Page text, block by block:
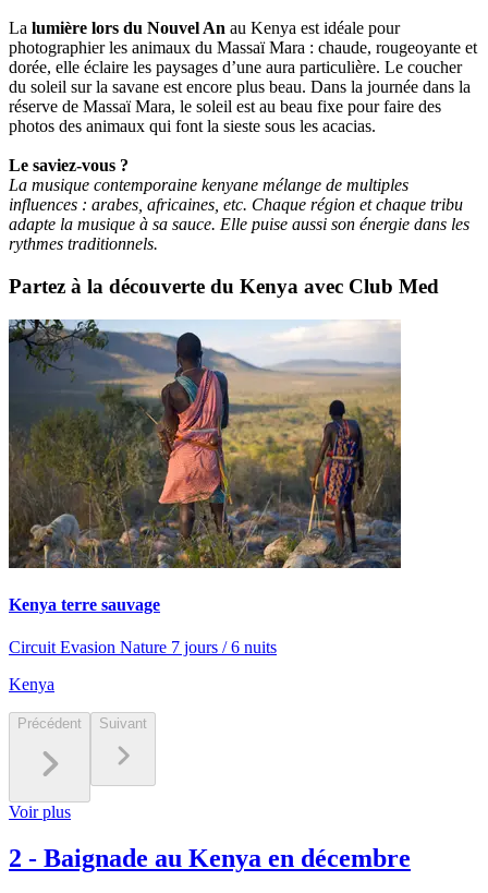
La lumière lors du Nouvel An au Kenya est idéale pour
photographier les animaux du Massaï Mara : chaude, rougeoyante et
dorée, elle éclaire les paysages d’une aura particulière. Le coucher
du soleil sur la savane est encore plus beau. Dans la journée dans la
réserve de Massaï Mara, le soleil est au beau fixe pour faire des
photos des animaux qui font la sieste sous les acacias.
Le saviez-vous ?
La musique contemporaine kenyane mélange de multiples
influences : arabes, africaines, etc. Chaque région et chaque tribu
adapte la musique à sa sauce. Elle puise aussi son énergie dans les
rythmes traditionnels.
Partez à la découverte du Kenya avec Club Med
Kenya terre sauvage
Circuit Evasion Nature 7 jours / 6 nuits
Kenya
Précédent Suivant
Voir plus
2 - Baignade au Kenya en décembre